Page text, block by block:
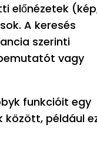
előnézetek
A keresés
szerinti
vagy
funkcióit egy
például